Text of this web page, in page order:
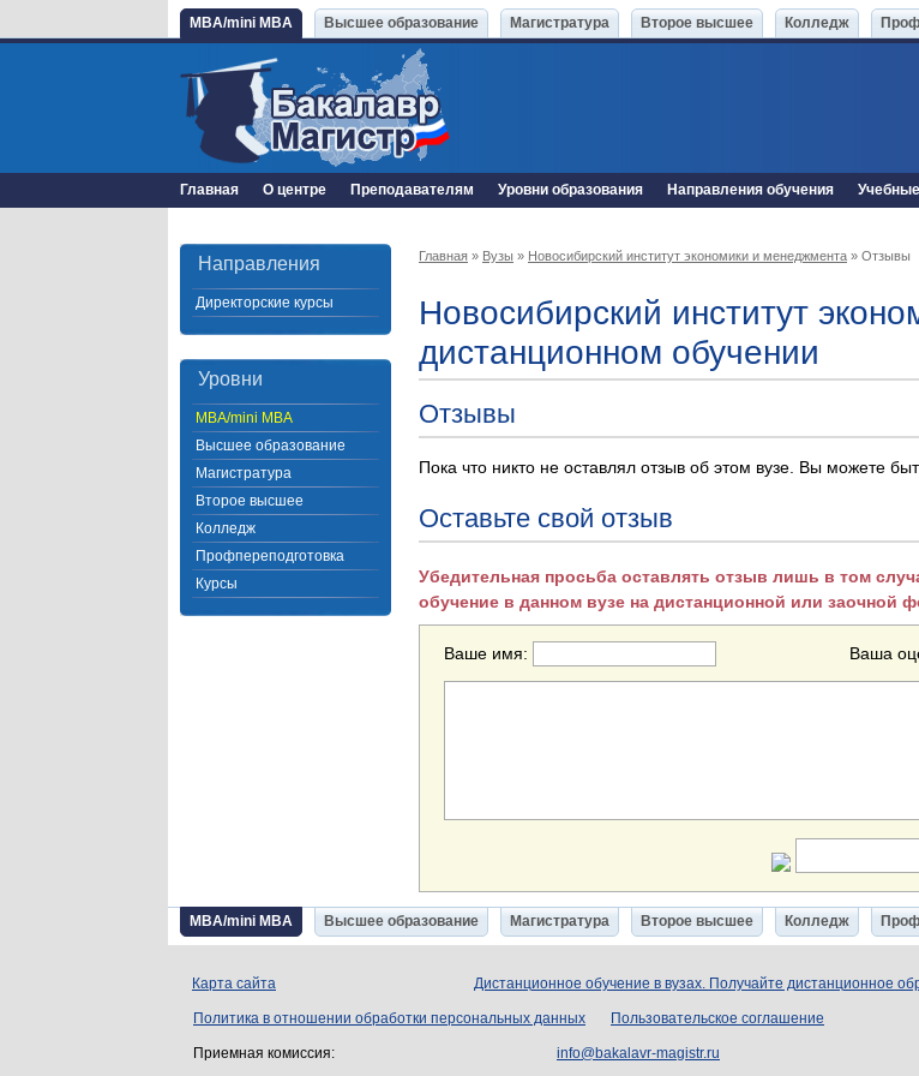
MBA/mini MBA Высшее образование Магистратура Второе высшее Колледж
Главная О центре Преподавателям Уровни образования Направления обучения
Направления
Директорские курсы
Уровни
MBA/mini MBA
Высшее образование
Магистратура
Второе высшее
Колледж
Профпереподготовка
Курсы
Главная » Вузы » Новосибирский институт экономики и менеджмента » Отзывы
Новосибирский институт
дистанционном обучении
Отзывы
Пока что никто не оставлял отзыв об этом вузе. Вы можете
Оставьте свой отзыв
Убедительная просьба оставлять отзыв лишь в том
обучение в данном вузе на дистанционной или заочной
Ваше имя: Ваша
MBA/mini MBA Высшее образование Магистратура Второе высшее Колледж
Карта сайта Дистанционное обучение в вузах. Получайте дистанционное
Политика в отношении обработки персональных данных Пользовательское соглашение
Приемная комиссия:
info@bakalavr-magistr.ru